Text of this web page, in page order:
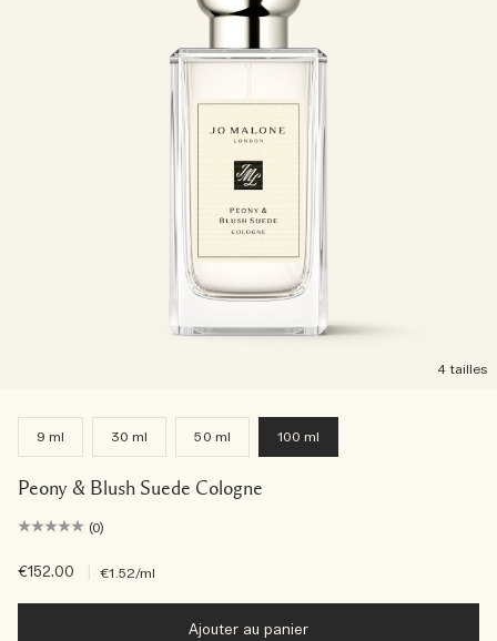
4 tailles
9 ml 30 ml 50 ml 100 ml
Peony & Blush Suede Cologne
(0)
€152.00 €1.52/ml
Ajouter au panier